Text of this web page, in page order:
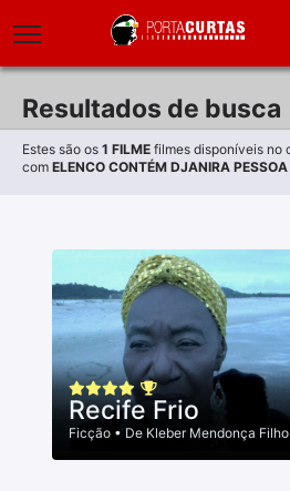
Resultados de busca
Estes são os 1 FILME filmes disponíveis no
com ELENCO CONTÉM DJANIRA PESSOA
Recife Frio
Ficção • De Kleber Mendonça Filho